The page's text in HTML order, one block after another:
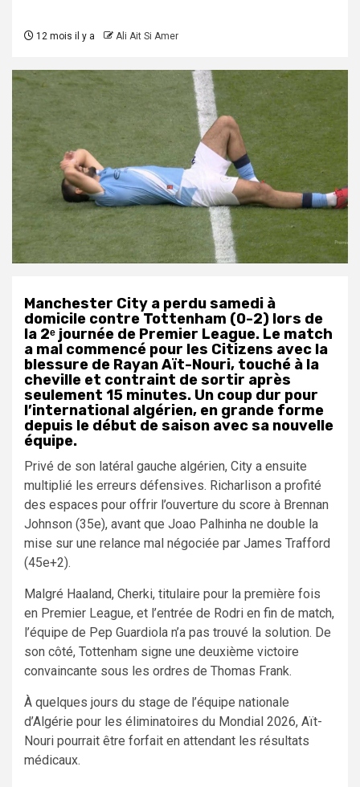
12 mois il y a Ali Ait Si Amer
Manchester City a perdu samedi à
domicile contre Tottenham (0-2) lors de
la 2ᵉ journée de Premier League. Le match
a mal commencé pour les Citizens avec la
blessure de Rayan Aït-Nouri, touché à la
cheville et contraint de sortir après
seulement 15 minutes. Un coup dur pour
l’international algérien, en grande forme
depuis le début de saison avec sa nouvelle
équipe.
Privé de son latéral gauche algérien, City a ensuite
multiplié les erreurs défensives. Richarlison a profité
des espaces pour offrir l’ouverture du score à Brennan
Johnson (35e), avant que Joao Palhinha ne double la
mise sur une relance mal négociée par James Trafford
(45e+2).
Malgré Haaland, Cherki, titulaire pour la première fois
en Premier League, et l’entrée de Rodri en fin de match,
l’équipe de Pep Guardiola n’a pas trouvé la solution. De
son côté, Tottenham signe une deuxième victoire
convaincante sous les ordres de Thomas Frank.
À quelques jours du stage de l’équipe nationale
d’Algérie pour les éliminatoires du Mondial 2026, Aït-
Nouri pourrait être forfait en attendant les résultats
médicaux.